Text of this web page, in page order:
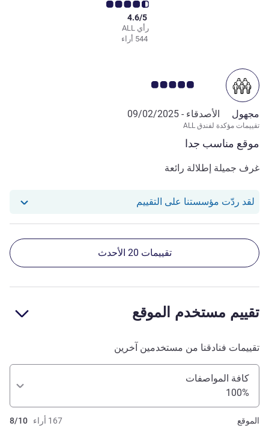
رأي ALL
4.6/5
544 أراء
موقع مناسب جدا
ملاحظة أراء العملاء 5.0/5
مجهول الأصدقاء - 09/02/2025
تقييمات مؤكدة لفندق ALL
غرف جميلة إطلالة رائعة
لقد ردّت مؤسستنا على التقييم استجاب فندقنا للمراجعة من null
تقييمات 20 الأحدث
تقييم مستخدم الموقع
تقييمات فنادقنا من مستخدمين آخرين
كافة المواصفات
100%
167 أراء 8/10 الموقع